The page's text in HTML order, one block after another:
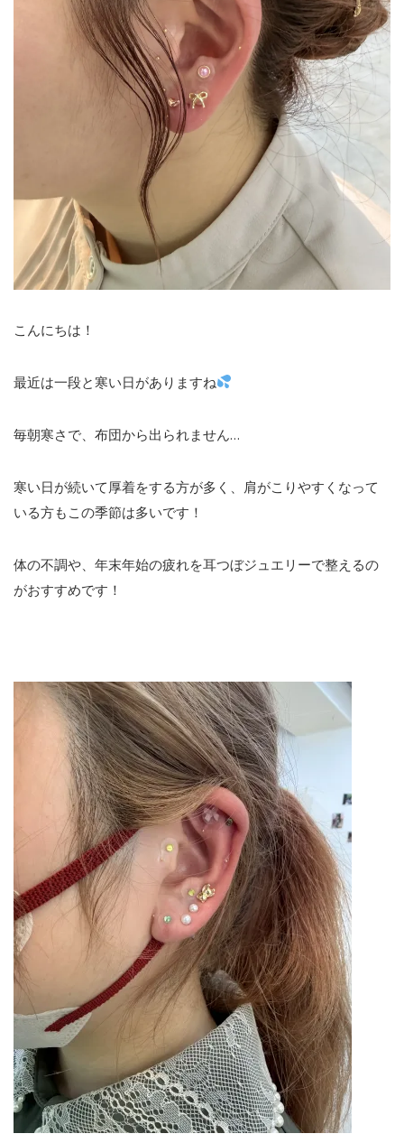
こんにちは！
最近は一段と寒い日がありますね
毎朝寒さで、布団から出られません…
寒い日が続いて厚着をする方が多く、肩がこりやすくなって
いる方もこの季節は多いです！
体の不調や、年末年始の疲れを耳つぼジュエリーで整えるの
がおすすめです！